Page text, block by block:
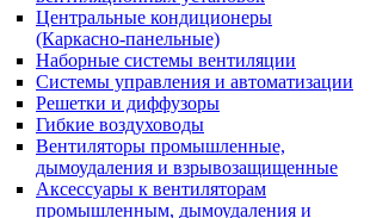
Центральные кондиционеры
(Каркасно-панельные)
Наборные системы вентиляции
Системы управления и автоматизации
Решетки и диффузоры
Гибкие воздуховоды
Вентиляторы промышленные,
дымоудаления и взрывозащищенные
Аксессуары к вентиляторам
промышленным, дымоудаления и